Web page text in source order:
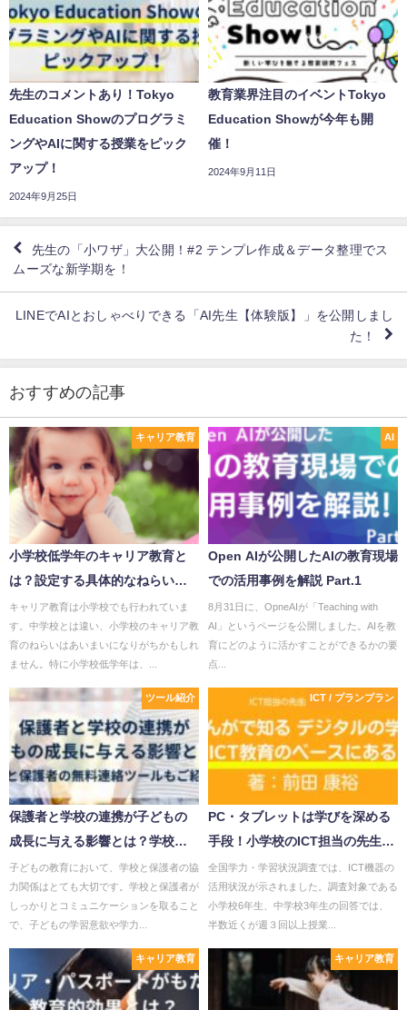
先生のコメントあり！Tokyo
Education Showのプログラミ
ングやAIに関する授業をピック
アップ！
2024年9月25日
教育業界注目のイベントTokyo
Education Showが今年も開
催！
2024年9月11日
先生の「小ワザ」大公開！#2 テンプレ作成＆データ整理でス
ムーズな新学期を！
LINEでAIとおしゃべりできる「AI先生【体験版】」を公開しまし
た！
おすすめの記事
キャリア教育
小学校低学年のキャリア教育と
は？設定する具体的なねらいの
例もご紹介！
キャリア教育は小学校でも行われていま
す。中学校とは違い、小学校のキャリア教
育のねらいはあいまいになりがちかもしれ
ません。特に小学校低学年は、...
AI
Open AIが公開したAIの教育現場
での活用事例を解説 Part.1
8月31日に、OpneAIが「Teaching with
AI」というページを公開しました。AIを教
育にどのように活かすことができるかの要
点...
ツール紹介
保護者と学校の連携が子どもの
成長に与える影響とは？学校と
保護者の連絡ツールもご紹介！
子どもの教育において、学校と保護者の協
力関係はとても大切です。学校と保護者が
しっかりとコミュニケーションを取ること
で、子どもの学習意欲や学力...
ICT / プランプラン
PC・タブレットは学びを深める
手段！小学校のICT担当の先生必
読の一冊「まんがで知るデジタ
ルの学び」
全国学力・学習状況調査では、ICT機器の
活用状況が示されました。調査対象である
小学校6年生、中学校3年生の回答では、
半数近くが週３回以上授業...
キャリア教育 キャリア教育